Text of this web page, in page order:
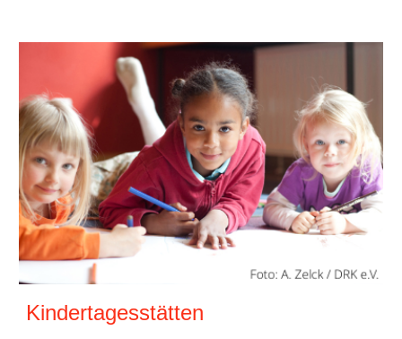
Kindertagesstätten